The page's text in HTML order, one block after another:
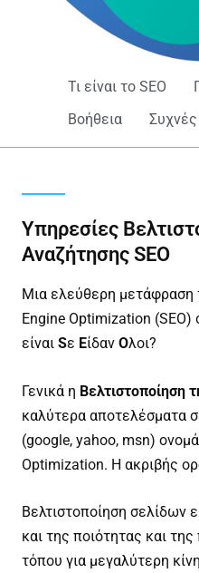
Τι είναι το SEO
Βοήθεια
Υπηρεσίες
Αναζήτησης SEO
Μια ελεύθερη μετάφραση
Engine Optimization (SEO)
είναι Sε Eίδαν Oλοι?
Γενικά η Βελτιστοποίηση
καλύτερα αποτελέσματα
(google, yahoo, msn)
Optimization. Η ακριβής
Βελτιστοποίηση σελίδων
και της ποιότητας και
τόπου για μεγαλύτερη